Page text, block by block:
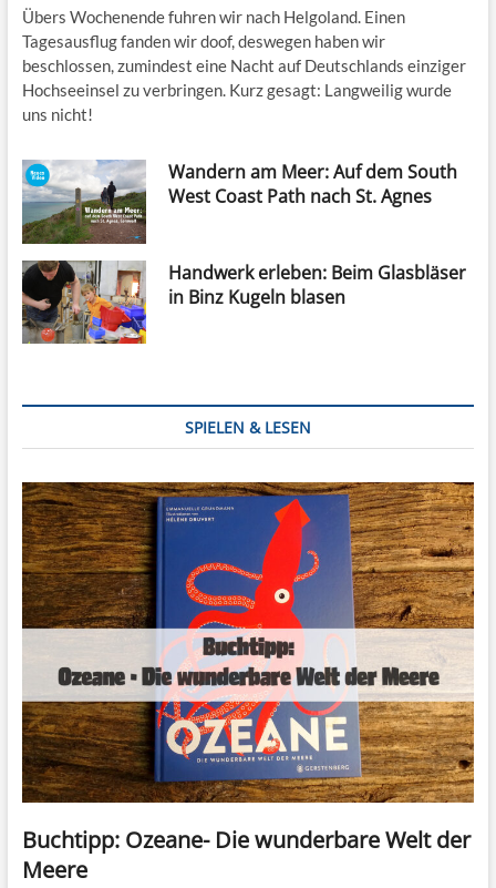
Übers Wochenende fuhren wir nach Helgoland. Einen
Tagesausflug fanden wir doof, deswegen haben wir
beschlossen, zumindest eine Nacht auf Deutschlands einziger
Hochseeinsel zu verbringen. Kurz gesagt: Langweilig wurde
uns nicht!
Wandern am Meer: Auf dem South
West Coast Path nach St. Agnes
Handwerk erleben: Beim Glasbläser
in Binz Kugeln blasen
SPIELEN & LESEN
Buchtipp: Ozeane- Die wunderbare Welt der
Meere